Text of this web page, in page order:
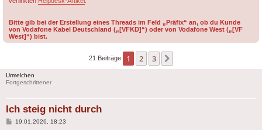
Bitte gib bei der Erstellung eines Threads im Feld „Präfix“ an, ob du Kunde
von Vodafone Kabel Deutschland („[VFKD]“) oder von Vodafone West („[VF
West]“) bist.
21 Beiträge 1 2 3
Urmelchen
Fortgeschrittener
Ich steig nicht durch
Beitrag
19.01.2026, 18:23